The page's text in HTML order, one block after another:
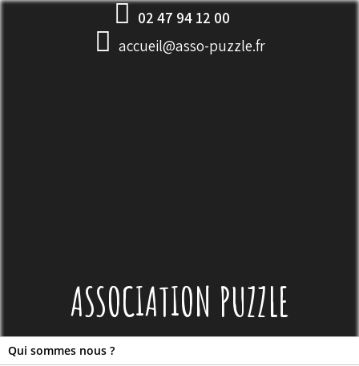
Skip
02 47 94 12 00
accueil@asso-puzzle.fr
ASSOCIATION PUZZLE
Qui sommes nous ?